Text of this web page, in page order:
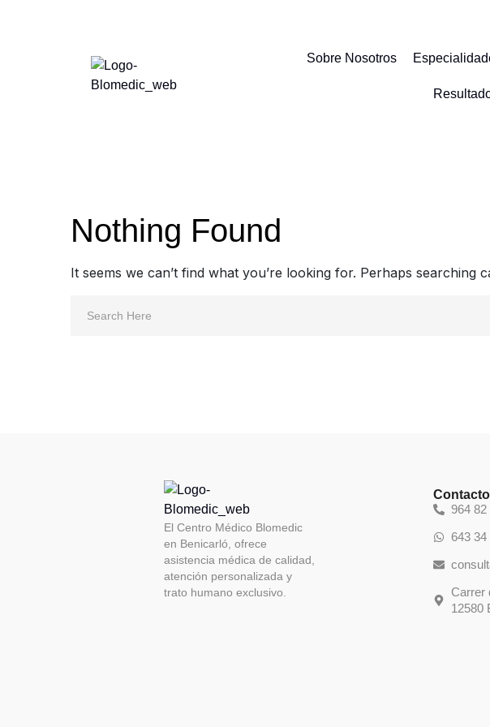
Sobre Nosotros
Nothing Found
It seems we can’t find what you’re looking for. Perhaps searching
El Centro Médico Blomedic
en Benicarló, ofrece
asistencia médica de calidad,
atención personalizada y
trato humano exclusivo.
Contacto
964 82
643 34
Carrer
12580